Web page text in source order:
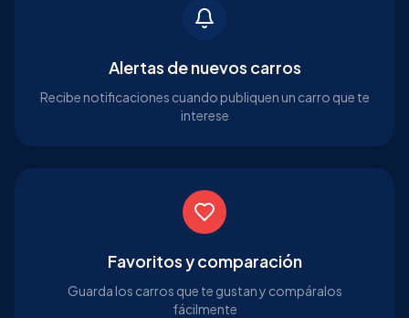
Alertas de nuevos carros
Recibe notificaciones cuando publiquen un carro que te
interese
Favoritos y comparación
Guarda los carros que te gustan y compáralos
fácilmente